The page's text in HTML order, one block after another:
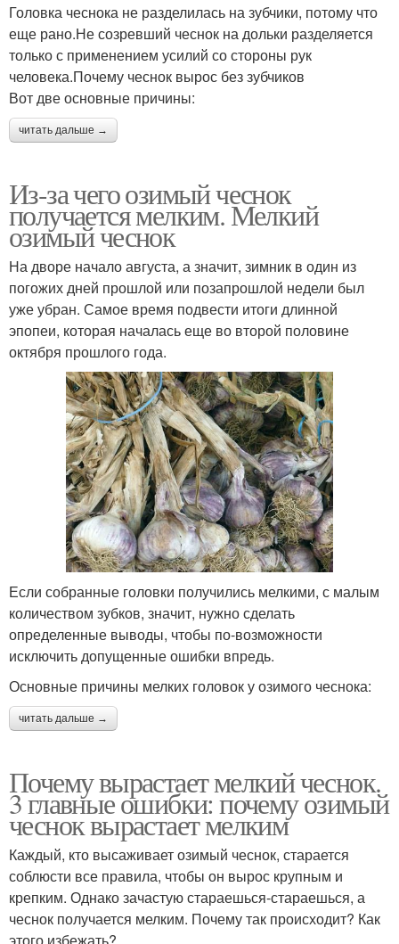
Головка чеснока не разделилась на зубчики, потому что
еще рано.Не созревший чеснок на дольки разделяется
только с применением усилий со стороны рук
человека.Почему чеснок вырос без зубчиков
Вот две основные причины:
читать дальше →
Из-за чего озимый чеснок
получается мелким. Мелкий
озимый чеснок
На дворе начало августа, а значит, зимник в один из
погожих дней прошлой или позапрошлой недели был
уже убран. Самое время подвести итоги длинной
эпопеи, которая началась еще во второй половине
октября прошлого года.
Если собранные головки получились мелкими, с малым
количеством зубков, значит, нужно сделать
определенные выводы, чтобы по-возможности
исключить допущенные ошибки впредь.
Основные причины мелких головок у озимого чеснока:
читать дальше →
Почему вырастает мелкий чеснок.
3 главные ошибки: почему озимый
чеснок вырастает мелким
Каждый, кто высаживает озимый чеснок, старается
соблюсти все правила, чтобы он вырос крупным и
крепким. Однако зачастую стараешься-стараешься, а
чеснок получается мелким. Почему так происходит? Как